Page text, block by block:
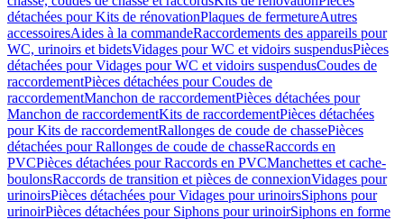
détachées pour Kits de rénovationPlaques de fermetureAutres
accessoiresAides à la commandeRaccordements des appareils pour
WC, urinoirs et bidetsVidages pour WC et vidoirs suspendusPièces
détachées pour Vidages pour WC et vidoirs suspendusCoudes de
raccordementPièces détachées pour Coudes de
raccordementManchon de raccordementPièces détachées pour
Manchon de raccordementKits de raccordementPièces détachées
pour Kits de raccordementRallonges de coude de chassePièces
détachées pour Rallonges de coude de chasseRaccords en
PVCPièces détachées pour Raccords en PVCManchettes et cache-
boulonsRaccords de transition et pièces de connexionVidages pour
urinoirsPièces détachées pour Vidages pour urinoirsSiphons pour
urinoirPièces détachées pour Siphons pour urinoirSiphons en forme